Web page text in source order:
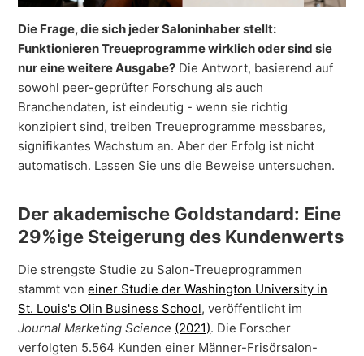
Die Frage, die sich jeder Saloninhaber stellt:
Funktionieren Treueprogramme wirklich oder sind sie
nur eine weitere Ausgabe? Die Antwort, basierend auf
sowohl peer-geprüfter Forschung als auch
Branchendaten, ist eindeutig - wenn sie richtig
konzipiert sind, treiben Treueprogramme messbares,
signifikantes Wachstum an. Aber der Erfolg ist nicht
automatisch. Lassen Sie uns die Beweise untersuchen.
Der akademische Goldstandard: Eine
29%ige Steigerung des Kundenwerts
Die strengste Studie zu Salon-Treueprogrammen
stammt voneiner Studie der Washington University in
St. Louis's Olin Business School, veröffentlicht im
Journal Marketing Science (2021). Die Forscher
verfolgten 5.564 Kunden einer Männer-Frisörsalon-